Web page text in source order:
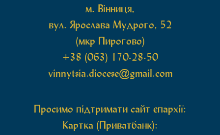
м. Вінниця,
вул. Ярослава Мудрого, 52
(мкр Пирогово)
+38 (063) 170-28-50
vinnytsia.diocese@gmail.com
Просимо підтримати сайт єпархії:
Картка (Приватбанк):